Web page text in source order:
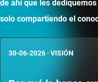
de ahí que les
solo compartiendo el
30-06-2026 · VISIÓN